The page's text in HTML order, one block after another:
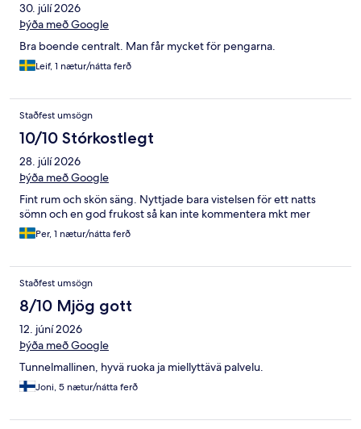
30. júlí 2026
Þýða með Google
Bra boende centralt. Man får mycket för pengarna.
Leif, 1 nætur/nátta ferð
Staðfest umsögn
10/10 Stórkostlegt
28. júlí 2026
Þýða með Google
Fint rum och skön säng. Nyttjade bara vistelsen för ett natts
sömn och en god frukost så kan inte kommentera mkt mer
Per, 1 nætur/nátta ferð
Staðfest umsögn
8/10 Mjög gott
12. júní 2026
Þýða með Google
Tunnelmallinen, hyvä ruoka ja miellyttävä palvelu.
Joni, 5 nætur/nátta ferð